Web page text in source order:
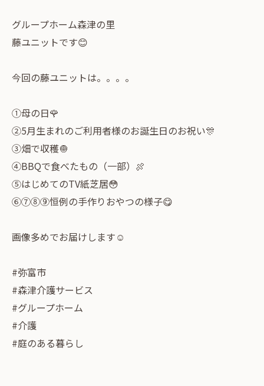
グループホーム森津の里
藤ユニットです😊
今回の藤ユニットは。。。。
①母の日🌹
②5月生まれのご利用者様のお誕生日のお祝い🎊
③畑で収穫🧅
④BBQで食べたもの（一部）🍖
⑤はじめてのTV紙芝居😳
⑥⑦⑧⑨恒例の手作りおやつの様子😋
画像多めでお届けします☺️
#弥富市
#森津介護サービス
#グループホーム
#介護
#庭のある暮らし